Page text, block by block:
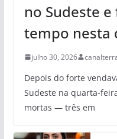
no Sudeste
tempo nesta
julho 30, 2026
Depois do forte
Sudeste na quarta-
mortas — três em